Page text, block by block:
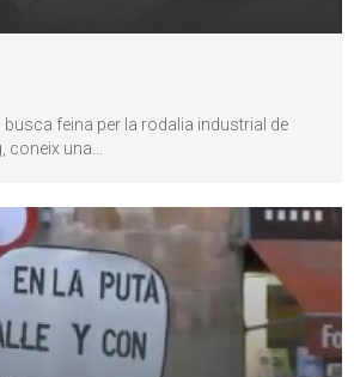
feina per la rodalia industrial de
coneix una